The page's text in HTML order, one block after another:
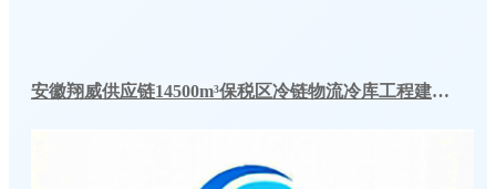
安徽翔威供应链14500m³保税区冷链物流冷库工程建造案例